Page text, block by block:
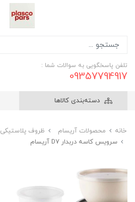
تلفن پاسخگویی به سوالات شما :
09357794917
دسته‌بندی کالاها
خانه محصولات آریسام
ظروف پلاستیکی
سرویس کاسه دربدار D7 آریسام